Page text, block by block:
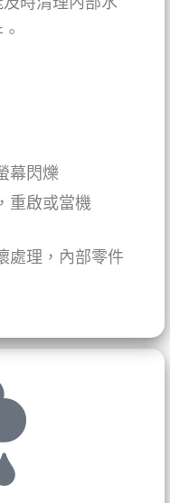
幕閃爍
重啟或當機
處理，內部零件